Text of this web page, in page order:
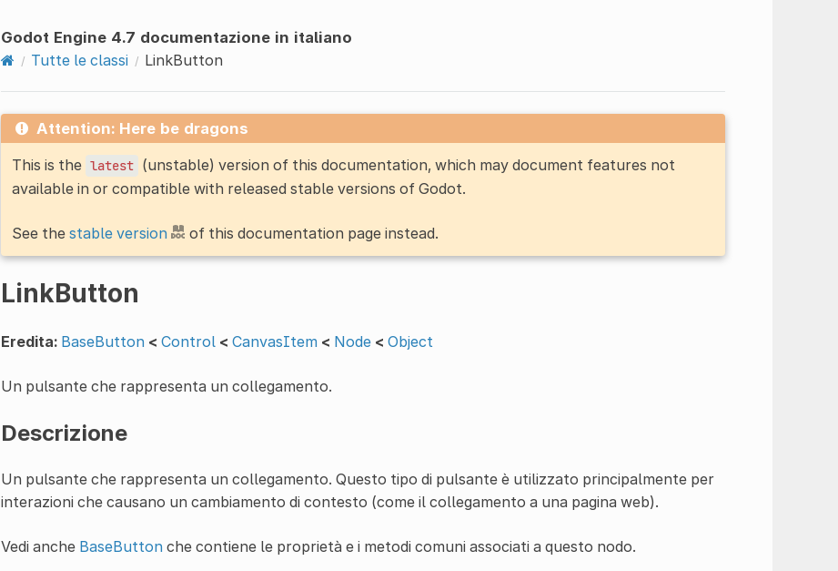
Godot Engine 4.7 documentazione in italiano
Tutte le classi
LinkButton
Attention: Here be dragons
This is the latest (unstable) version of this documentation, which may document features not
available in or compatible with released stable versions of Godot.
See the stable version of this documentation page instead.
LinkButton
Eredita: BaseButton < Control < CanvasItem < Node < Object
Un pulsante che rappresenta un collegamento.
Descrizione
Un pulsante che rappresenta un collegamento. Questo tipo di pulsante è utilizzato principalmente per
interazioni che causano un cambiamento di contesto (come il collegamento a una pagina web).
Vedi anche BaseButtonche contiene le proprietà e i metodi comuni associati a questo nodo.